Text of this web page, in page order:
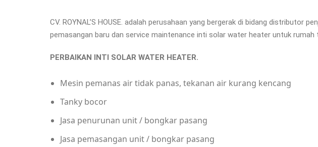
CV. ROYNAL’S HOUSE. adalah perusahaan yang bergerak di bidang distributor
pemasangan baru dan service maintenance inti solar water heater untuk
PERBAIKAN INTI SOLAR WATER
Mesin pemanas air tidak panas, tekanan air kurang kencang
Tanky bocor
Jasa penurunan unit / bongkar pasang
Jasa pemasangan unit / bongkar pasang